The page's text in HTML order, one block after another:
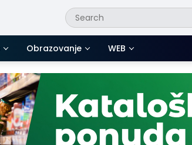
Obrazovanje WEB